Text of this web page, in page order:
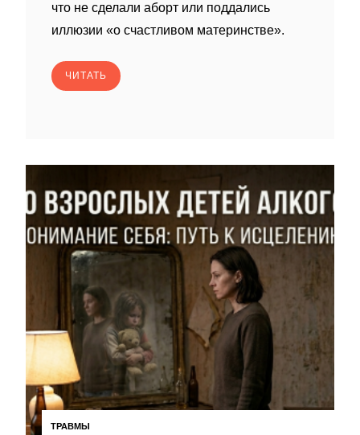
что не сделали аборт или поддались
иллюзии «о счастливом материнстве».
ЧИТАТЬ
ТРАВМЫ